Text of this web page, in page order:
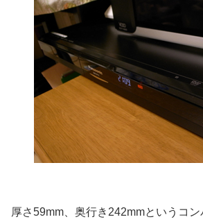
厚さ59mm、奥行き242mmというコ